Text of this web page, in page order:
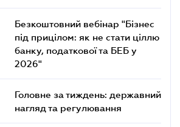
Безкоштовний вебінар "Бізнес
під прицілом: як не стати ціллю
банку, податкової та БЕБ у
2026"
Головне за тиждень: державний
нагляд та регулювання